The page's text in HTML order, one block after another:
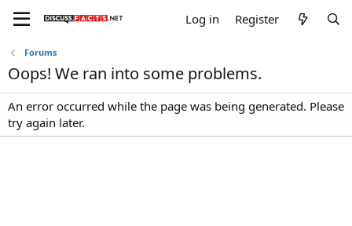
Log in Register
Forums
Oops! We ran into some problems.
An error occurred while the page was being generated. Please
try again later.